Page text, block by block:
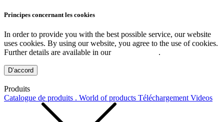
Principes concernant les cookies
In order to provide you with the best possible service, our website
uses cookies. By using our website, you agree to the use of cookies.
Further details are available in our
.
D’accord
Produits
Catalogue de produits . World of products Téléchargement Videos